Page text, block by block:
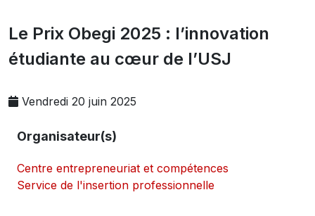
Le Prix Obegi 2025 : l’innovation
étudiante au cœur de l’USJ
Vendredi 20 juin 2025
Organisateur(s)
Centre entrepreneuriat et compétences
Service de l'insertion professionnelle